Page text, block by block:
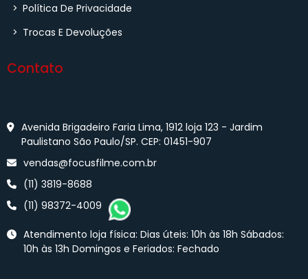
> Política De Privacidade
> Trocas E Devoluções
Contato
Avenida Brigadeiro Faria Lima, 1912 loja 123 - Jardim
Paulistano São Paulo/SP. CEP: 01451-907
vendas@focusfilme.com.br
(11) 3819-8688
(11) 98372-4009
Atendimento loja física: Dias úteis: 10h às 18h Sábados:
10h às 13h Domingos e Feriados: Fechado